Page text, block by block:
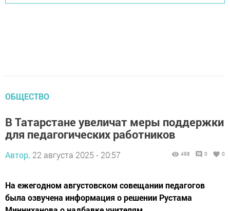
ОБЩЕСТВО
В Татарстане увеличат меры поддержки
для педагогических работников
Автор, 22 августа 2025 - 20:57 498 0 0
На ежегодном августовском совещании педагогов
была озвучена информация о решении Рустама